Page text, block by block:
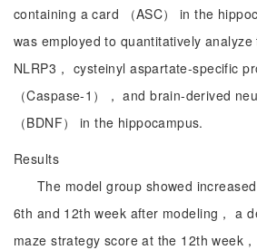
containing a card （ASC） in the
was employed to quantitatively
NLRP3， cysteinyl aspartate-specific
（Caspase-1）， and brain-derived
（BDNF） in the hippocampus.
Results
The model group showed
6th and 12th week after modeling， a
maze strategy score at the 12th week